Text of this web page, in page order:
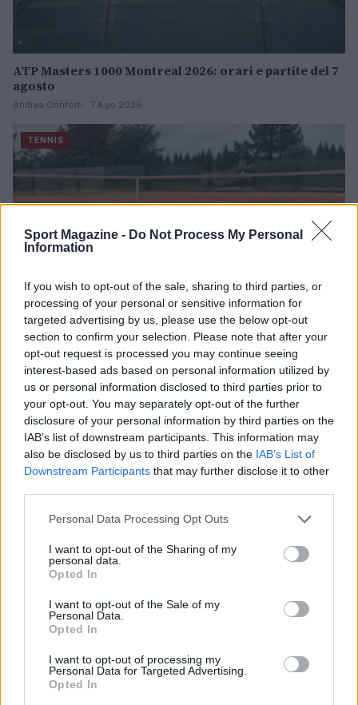
Sport Magazine - Do Not Process My Personal
Information
If you wish to opt-out of the sale, sharing to third parties, or
processing of your personal or sensitive information for
targeted advertising by us, please use the below opt-out
section to confirm your selection. Please note that after your
opt-out request is processed you may continue seeing
interest-based ads based on personal information utilized by
us or personal information disclosed to third parties prior to
your opt-out. You may separately opt-out of the further
disclosure of your personal information by third parties on the
IAB’s list of downstream participants. This information may
also be disclosed by us to third parties on the IAB’s List of
Downstream Participants that may further disclose it to other
Please note that this website/app uses one or more Google
not limited to your visit or usage behaviour. You may click to
grant or deny consent to Google and its third-party tags to
use your data for below specified purposes in below Google
consent section.
Personal Data Processing Opt Outs
I want to opt-out of the Sharing of my
personal data.
Opted In
I want to opt-out of the Sale of my
Personal Data.
Opted In
I want to opt-out of processing my
Personal Data for Targeted Advertising.
Opted In
ATP Masters 1000 Montreal 2026: orari e partite del 7
agosto
Andrea Conforti · 7 Ago 2026
TENNIS
Tennis ITF 2026: i quarti di finale che accendono la
scena internazionale
Andrea Conforti · 7 Ago 2026
TENNIS
Tennis: il dettagliato programma del 6 agosto per il
Canadian Open 2026
Francesca Lombardi · 6 Ago 2026